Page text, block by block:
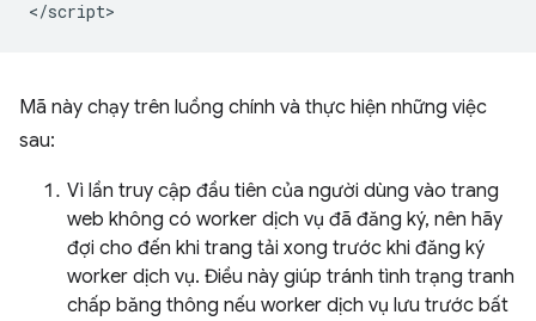
Mã này chạy trên luồng chính và thực hiện những việc
sau:
Vì lần truy cập đầu tiên của người dùng vào trang
web không có worker dịch vụ đã đăng ký, nên hãy
đợi cho đến khi trang tải xong trước khi đăng ký
worker dịch vụ. Điều này giúp tránh tình trạng tranh
chấp băng thông nếu worker dịch vụ lưu trước bất